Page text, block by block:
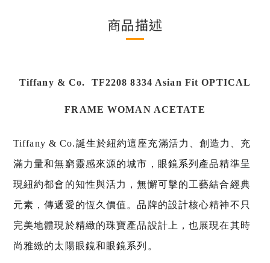
商品描述
Tiffany & Co. TF2208 8334 Asian Fit OPTICAL
FRAME WOMAN ACETATE
Tiffany & Co.誕生於紐約這座充滿活力、創造力、充
滿力量和無窮靈感來源的城市，眼鏡系列產品精準呈
現紐約都會的知性與活力，無懈可擊的工藝結合經典
元素，傳遞愛的恆久價值。品牌的設計核心精神不只
完美地體現於精緻的珠寶產品設計上，也展現在其時
尚雅緻的太陽眼鏡和眼鏡系列。